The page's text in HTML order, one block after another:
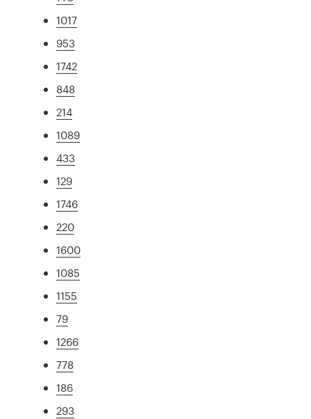
1017
953
1742
848
214
1089
433
129
1746
220
1600
1085
1155
79
1266
778
186
293